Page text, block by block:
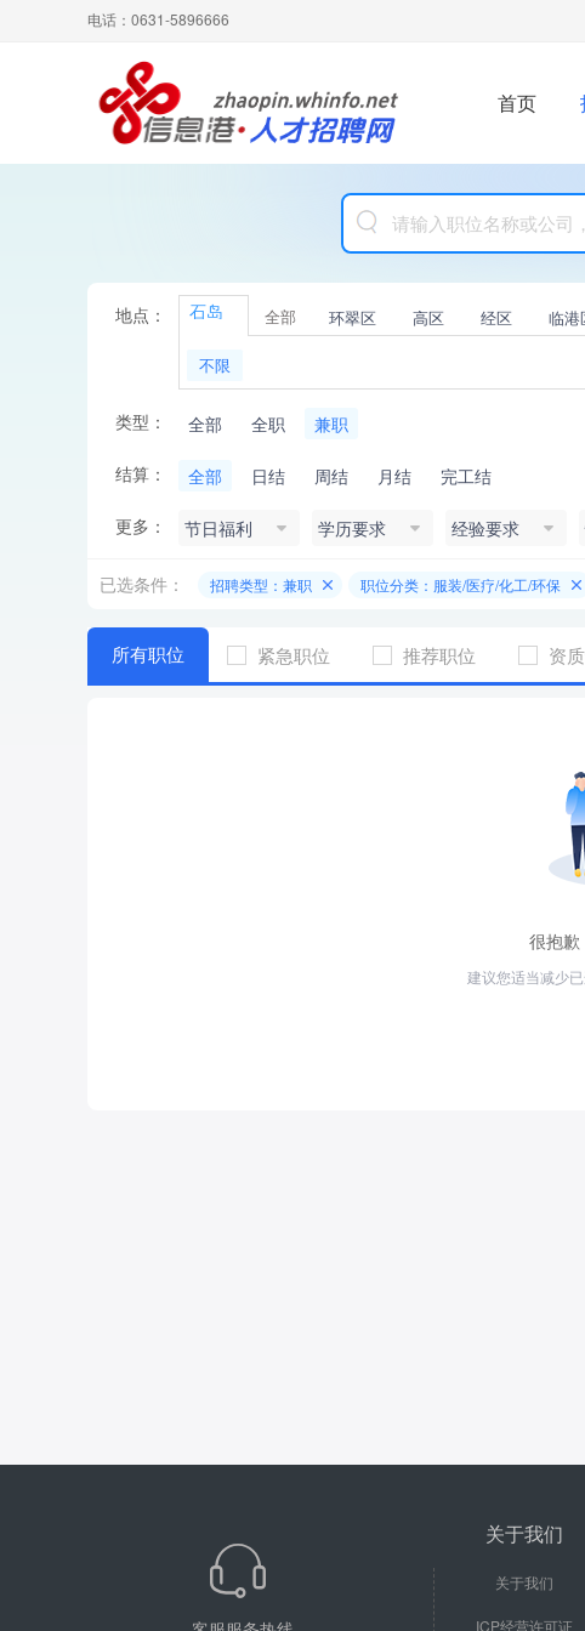
电话：0631-5896666
首页
地点： 石岛 全部 环翠区 高区 经区 临港
不限
类型： 全部 全职 兼职
结算： 全部 日结 周结 月结 完工结
更多： 节日福利 学历要求 经验要求
已选条件： 招聘类型：兼职 职位分类：服装/医疗/化工/环保
所有职位 紧急职位 推荐职位 资
很抱歉
建议您适当减少
关于我们
关于我们
ICP经营许可证